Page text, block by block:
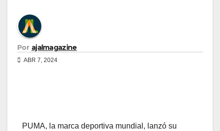
Por ajalmagazine
ABR 7, 2024
PUMA, la marca deportiva mundial, lanzó su